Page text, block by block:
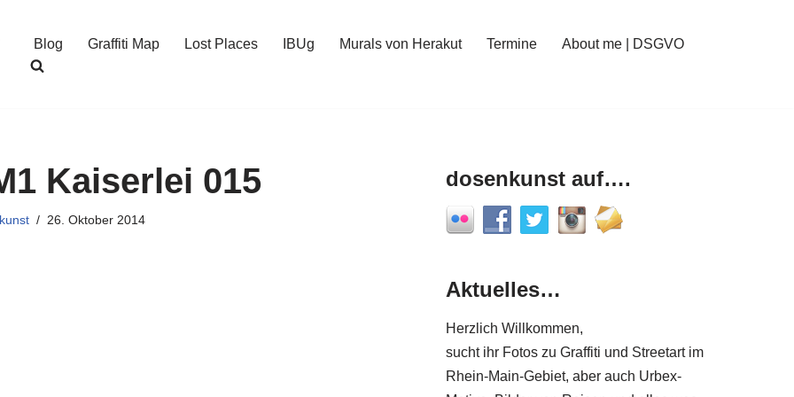
Blog Graffiti Map Lost Places IBUg Murals von Herakut Termine About me | DSGVO
Kaiserlei 015
26. Oktober 2014
dosenkunst auf….
Aktuelles…
Herzlich Willkommen,
sucht ihr Fotos zu Graffiti und Streetart im
Rhein-Main-Gebiet, aber auch Urbex-